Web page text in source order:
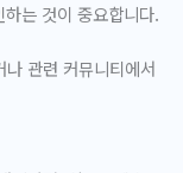
는 것이 중요합니다.
관련 커뮤니티에서